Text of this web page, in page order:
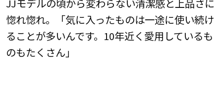
JJモデルの頃から変わらない清潔感と上品さに
惚れ惚れ。「気に入ったものは一途に使い続け
ることが多いんです。10年近く愛用しているも
のもたくさん」